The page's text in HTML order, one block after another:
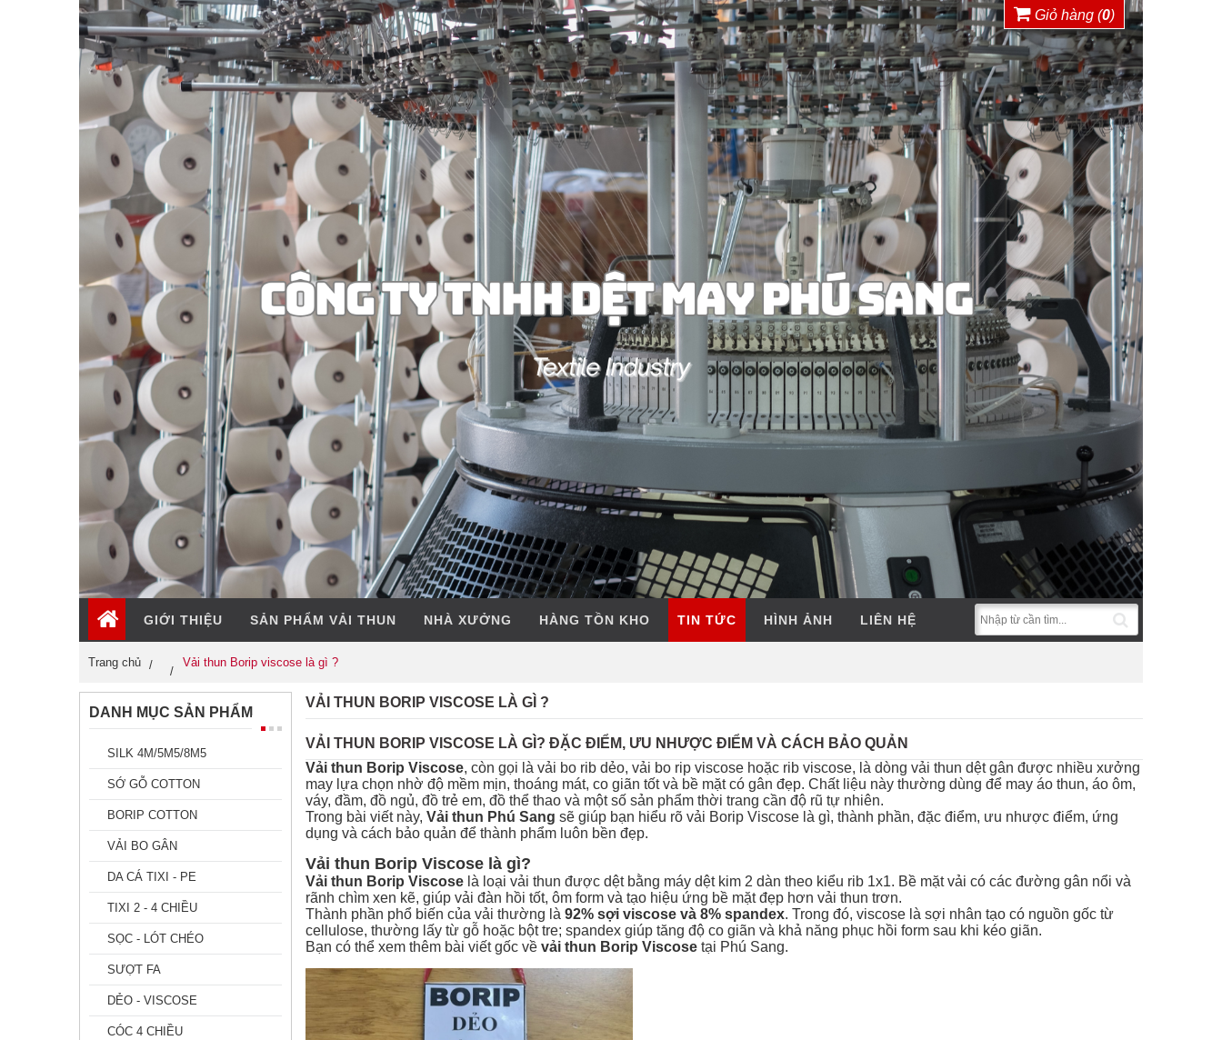
Giỏ hàng (0)
GIỚI THIỆU SẢN PHẨM VẢI THUN NHÀ XƯỞNG HÀNG TỒN KHO TIN TỨC HÌNH ẢNH LIÊN HỆ
Trang chủ Vải thun Borip viscose là gì ?
DANH MỤC SẢN PHẨM
SILK 4M/5M5/8M5
SỚ GỖ COTTON
BORIP COTTON
VẢI BO GÂN
DA CÁ TIXI - PE
TIXI 2 - 4 CHIỀU
SỌC - LÓT CHÉO
SƯỢT FA
DẺO - VISCOSE
CÓC 4 CHIỀU
VẢI THUN BORIP VISCOSE LÀ GÌ ?
VẢI THUN BORIP VISCOSE LÀ GÌ? ĐẶC ĐIỂM, ƯU NHƯỢC ĐIỂM VÀ CÁCH BẢO QUẢN
Vải thun Borip Viscose, còn gọi là vải bo rib dẻo, vải bo rip viscose hoặc rib viscose, là dòng vải thun dệt gân được nhiều xưởng
may lựa chọn nhờ độ mềm mịn, thoáng mát, co giãn tốt và bề mặt có gân đẹp. Chất liệu này thường dùng để may áo thun, áo ôm,
váy, đầm, đồ ngủ, đồ trẻ em, đồ thể thao và một số sản phẩm thời trang cần độ rũ tự nhiên.
Trong bài viết này, Vải thun Phú Sang sẽ giúp bạn hiểu rõ vải Borip Viscose là gì, thành phần, đặc điểm, ưu nhược điểm, ứng
dụng và cách bảo quản để thành phẩm luôn bền đẹp.
Vải thun Borip Viscose là gì?
Vải thun Borip Viscose là loại vải thun được dệt bằng máy dệt kim 2 dàn theo kiểu rib 1x1. Bề mặt vải có các đường gân nổi và
rãnh chìm xen kẽ, giúp vải đàn hồi tốt, ôm form và tạo hiệu ứng bề mặt đẹp hơn vải thun trơn.
Thành phần phổ biến của vải thường là 92% sợi viscose và 8% spandex. Trong đó, viscose là sợi nhân tạo có nguồn gốc từ
cellulose, thường lấy từ gỗ hoặc bột tre; spandex giúp tăng độ co giãn và khả năng phục hồi form sau khi kéo giãn.
Bạn có thể xem thêm bài viết gốc về vải thun Borip Viscose tại Phú Sang.